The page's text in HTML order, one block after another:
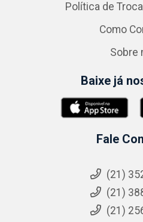
Política de
Como
Sobre
Baixe já
Fale
(21)
(21)
(21)